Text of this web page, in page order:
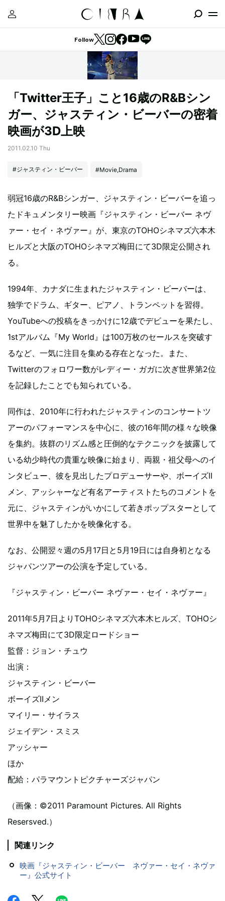
Follow
「Twitter王子」こと16歳のR&Bシン
ガー、ジャスティン・ビーバーの密着
映画が3D上映
2011.02.10 Thu
#ジャスティン・ビーバー #Movie,Drama
弱冠16歳のR&Bシンガー、ジャスティン・ビーバーを追っ
たドキュメンタリー映画『ジャスティン・ビーバー ネヴ
ァー・セイ・ネヴァー』が、東京のTOHOシネマズ六本木
ヒルズと大阪のTOHOシネマズ梅田にて3D限定公開され
る。
1994年、カナダに生まれたジャスティン・ビーバーは、
独学でドラム、ギター、ピアノ、トランペットを習得。
YouTubeへの投稿をきっかけに12歳でデビューを果たし、
1stアルバム『My World』は100万枚のセールスを突破す
るなど、一気に注目を集める存在となった。また、
Twitterのフォロワー数がレディー・ガガに次ぎ世界第2位
を記録したことでも知られている。
同作は、2010年に行われたジャスティンのコンサートツ
アーのパフォーマンスを中心に、彼の16年間の様々な映像
を集約。抜群のリズム感と圧倒的なテクニックを披露して
いる幼少時代の貴重な映像に始まり、両親・祖父母へのイ
ンタビュー、彼を見出したプロデューサーや、ボーイズII
メン、アッシャーなど有名アーティストたちのコメントを
元に、ジャスティンがいかにして若きポップスターとして
世界中を魅了したかを映像化する。
なお、公開翌々週の5月17日と5月19日には自身初となる
ジャパンツアーの公演を予定している。
『ジャスティン・ビーバー ネヴァー・セイ・ネヴァー』
2011年5月7日よりTOHOシネマズ六本木ヒルズ、TOHOシ
ネマズ梅田にて3D限定ロードショー
監督：ジョン・チュウ
出演：
ジャスティン・ビーバー
ボーイズIIメン
マイリー・サイラス
ジェイデン・スミス
アッシャー
ほか
配給：パラマウントピクチャーズジャパン
（画像：©2011 Paramount Pictures. All Rights
Resersved.）
関連リンク
映画『ジャスティン・ビーバー ネヴァー・セイ・ネヴァ
ー』公式サイト